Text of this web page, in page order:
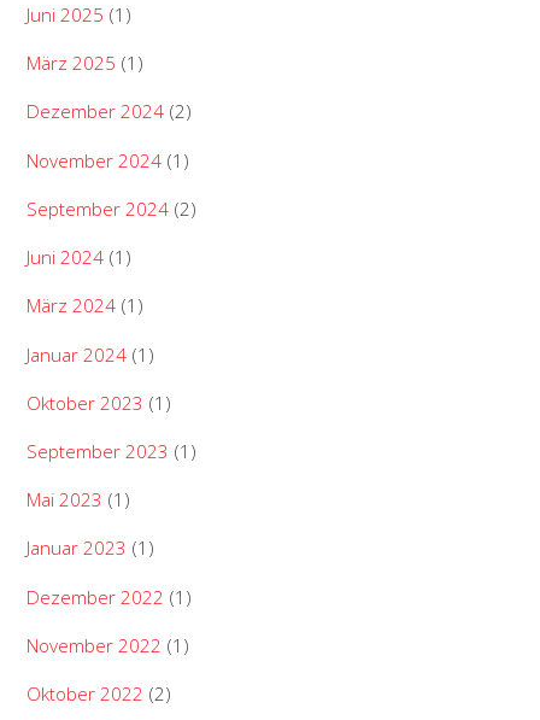
Juni 2025 (1)
März 2025 (1)
Dezember 2024 (2)
November 2024 (1)
September 2024 (2)
Juni 2024 (1)
März 2024 (1)
Januar 2024 (1)
Oktober 2023 (1)
September 2023 (1)
Mai 2023 (1)
Januar 2023 (1)
Dezember 2022 (1)
November 2022 (1)
Oktober 2022 (2)